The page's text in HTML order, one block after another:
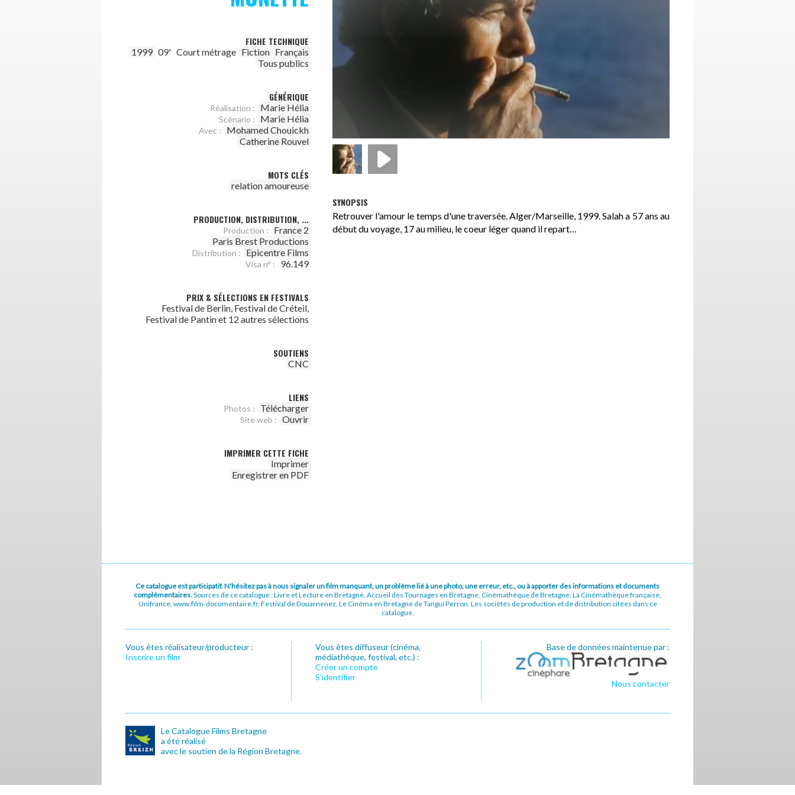
FICHE TECHNIQUE
1999 09' Court métrage Fiction Français
Tous publics
GÉNÉRIQUE
Réalisation : Marie Hélia
Scénario : Marie Hélia
Avec :
Mohamed Chouickh
Catherine Rouvel
MOTS CLÉS
relation amoureuse
PRODUCTION, DISTRIBUTION, ...
Production :
France 2
Paris Brest Productions
Distribution : Epicentre Films
Visa n° : 96.149
PRIX & SÉLECTIONS EN FESTIVALS
Festival de Berlin, Festival de Créteil,
Festival de Pantin et 12 autres sélections
SOUTIENS
CNC
LIENS
Photos : Télécharger
Site web : Ouvrir
IMPRIMER CETTE FICHE
Imprimer
Enregistrer en PDF
SYNOPSIS
Retrouver l'amour le temps d'une traversée. Alger/Marseille, 1999. Salah a 57 ans au
début du voyage, 17 au milieu, le coeur léger quand il repart…
Ce catalogue est participatif. N'hésitez pas à nous signaler un film manquant, un problème lié à une photo, une erreur, etc., ou à apporter des informations et documents
complémentaires.Sources de ce catalogue : Livre et Lecture en Bretagne, Accueil des Tournages en Bretagne, Cinémathèque de Bretagne, La Cinémathèque française,
Unifrance, www.film-documentaire.fr, Festival de Douarnenez, Le Cinéma en Bretagne de Tangui Perron, Les sociétés de production et de distribution citées dans ce
catalogue.
Vous êtes réalisateur/producteur :
Inscrire un film
Vous êtes diffuseur (cinéma,
médiathèque, festival, etc.) :
Créer un compte
S’identifier
Base de données maintenue par :
Nous contacter
Le Catalogue Films Bretagne
a été réalisé
avec le soutien de la Région Bretagne.